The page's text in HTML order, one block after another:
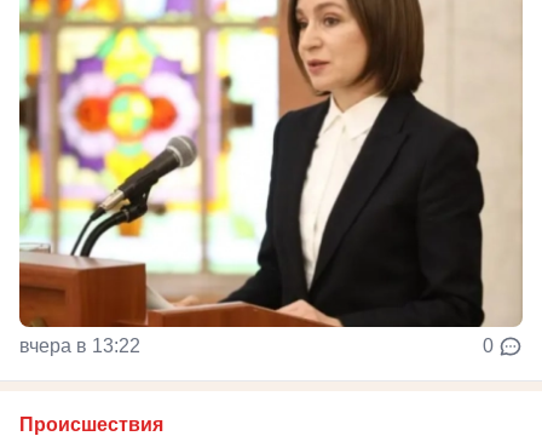
вчера в 13:22 0
Происшествия